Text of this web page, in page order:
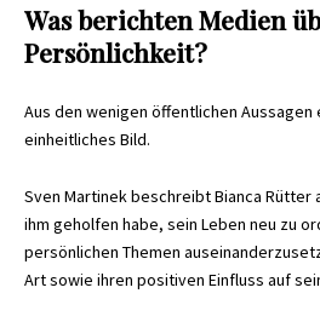
Was berichten Medien
Persönlichkeit?
Aus den wenigen öffentlichen
einheitliches Bild.
Sven Martinek beschreibt Bianca Rütter
ihm geholfen habe, sein Leben neu zu
persönlichen Themen
Art sowie ihren positiven Einfluss auf